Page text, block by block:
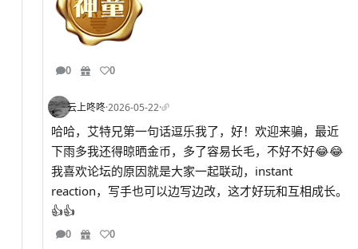
0 0
云上咚咚·2026-05-22·
哈哈，艾特兄第一句话逗乐我了，好！欢迎来骗，最近
下雨多我还得晾晒金币，多了容易长毛，不好不好😂😂
我喜欢论坛的原因就是大家一起联动，instant
reaction，写手也可以边写边改，这才好玩和互相成长。
👍👍
0 0